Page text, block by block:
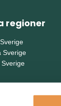
regioner
Sverige